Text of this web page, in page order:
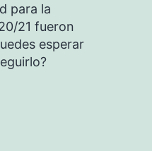
para la
21 fueron
esperar